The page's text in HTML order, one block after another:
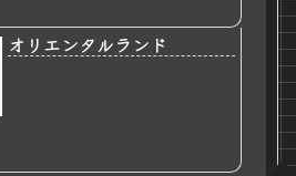
オリエンタルランド